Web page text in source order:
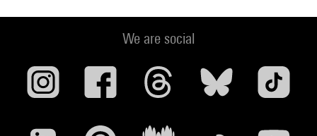
We are social